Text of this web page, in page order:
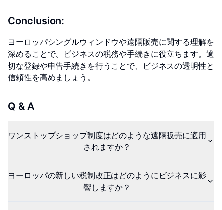
Conclusion:
ヨーロッパシングルウィンドウや遠隔販売に関する理解を
深めることで、ビジネスの税務や手続きに役立ちます。適
切な登録や申告手続きを行うことで、ビジネスの透明性と
信頼性を高めましょう。
Q & A
ワンストップショップ制度はどのような遠隔販売に適用
されますか？
ヨーロッパの新しい税制改正はどのようにビジネスに影
響しますか？